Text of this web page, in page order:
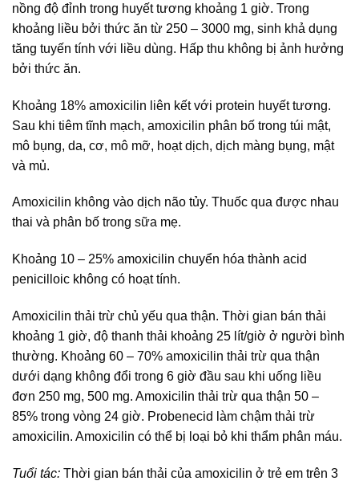
nồng độ đỉnh trong huyết tương khoảng 1 giờ. Trong
khoảng liều bởi thức ăn từ 250 – 3000 mg, sinh khả dụng
tăng tuyến tính với liều dùng. Hấp thu không bị ảnh hưởng
bởi thức ăn.
Khoảng 18% amoxicilin liên kết với protein huyết tương.
Sau khi tiêm tĩnh mạch, amoxicilin phân bố trong túi mật,
mô bụng, da, cơ, mô mỡ, hoạt dịch, dịch màng bụng, mật
và mủ.
Amoxicilin không vào dịch não tủy. Thuốc qua được nhau
thai và phân bố trong sữa mẹ.
Khoảng 10 – 25% amoxicilin chuyển hóa thành acid
penicilloic không có hoạt tính.
Amoxicilin thải trừ chủ yếu qua thận. Thời gian bán thải
khoảng 1 giờ, độ thanh thải khoảng 25 lít/giờ ở người bình
thường. Khoảng 60 – 70% amoxicilin thải trừ qua thận
dưới dạng không đổi trong 6 giờ đầu sau khi uống liều
đơn 250 mg, 500 mg. Amoxicilin thải trừ qua thận 50 –
85% trong vòng 24 giờ. Probenecid làm chậm thải trừ
amoxicilin. Amoxicilin có thể bị loại bỏ khi thẩm phân máu.
Tuổi tác: Thời gian bán thải của amoxicilin ở trẻ em trên 3